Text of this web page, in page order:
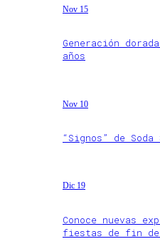
Nov 15
Generación
años
Nov 10
“Signos” de
Dic 19
Conoce nuevas
fiestas de fin de